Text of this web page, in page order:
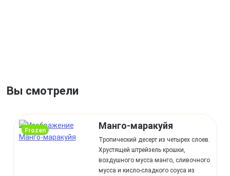
Вы смотрели
Frozen Манго-маракуйя
Тропический десерт из четырех слоев.
Хрустящей штрейзель крошки,
воздушного мусса манго, сливочного
мусса и кисло-сладкого соуса из